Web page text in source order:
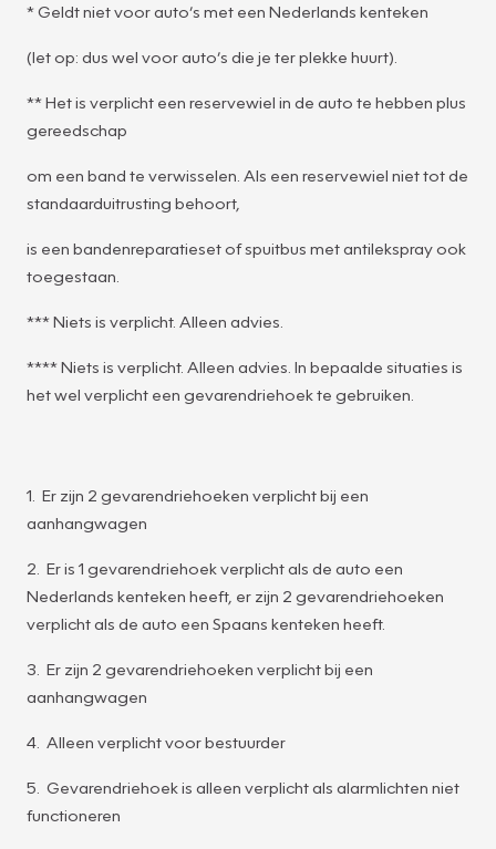
* Geldt niet voor auto’s met een Nederlands kenteken
(let op: dus wel voor auto’s die je ter plekke huurt).
** Het is verplicht een reservewiel in de auto te hebben plus
gereedschap
om een band te verwisselen. Als een reservewiel niet tot de
standaarduitrusting behoort,
is een bandenreparatieset of spuitbus met antilekspray ook
toegestaan.
*** Niets is verplicht. Alleen advies.
**** Niets is verplicht. Alleen advies. In bepaalde situaties is
het wel verplicht een gevarendriehoek te gebruiken.
1. Er zijn 2 gevarendriehoeken verplicht bij een
aanhangwagen
2. Er is 1 gevarendriehoek verplicht als de auto een
Nederlands kenteken heeft, er zijn 2 gevarendriehoeken
verplicht als de auto een Spaans kenteken heeft.
3. Er zijn 2 gevarendriehoeken verplicht bij een
aanhangwagen
4. Alleen verplicht voor bestuurder
5. Gevarendriehoek is alleen verplicht als alarmlichten niet
functioneren